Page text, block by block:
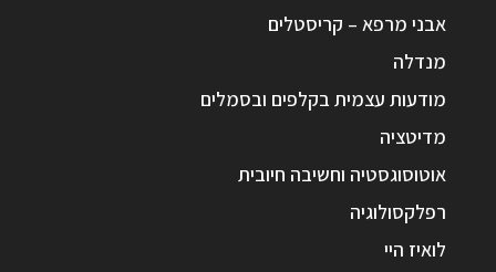
אבני מרפא – קריסטלים
מנדלה
מודעות עצמית בקלפים ובסמלים
מדיטציה
אוטוסוגסטיה וחשיבה חיובית
רפלקסולוגיה
לואיז היי